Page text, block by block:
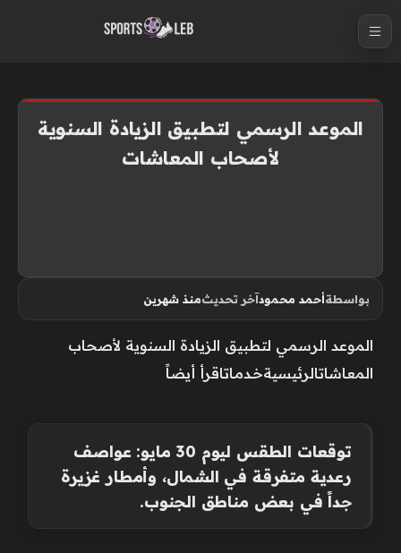
الموعد الرسمي لتطبيق الزيادة السنوية
لأصحاب المعاشات
بواسطةأحمد محمودآخر تحديثمنذ شهرين
الموعد الرسمي لتطبيق الزيادة السنوية لأصحاب
المعاشاتالرئيسيةخـدمـاتاقرأ أيضاً
توقعات الطقس ليوم 30 مايو: عواصف
رعدية متفرقة في الشمال، وأمطار غزيرة
جداً في بعض مناطق الجنوب.